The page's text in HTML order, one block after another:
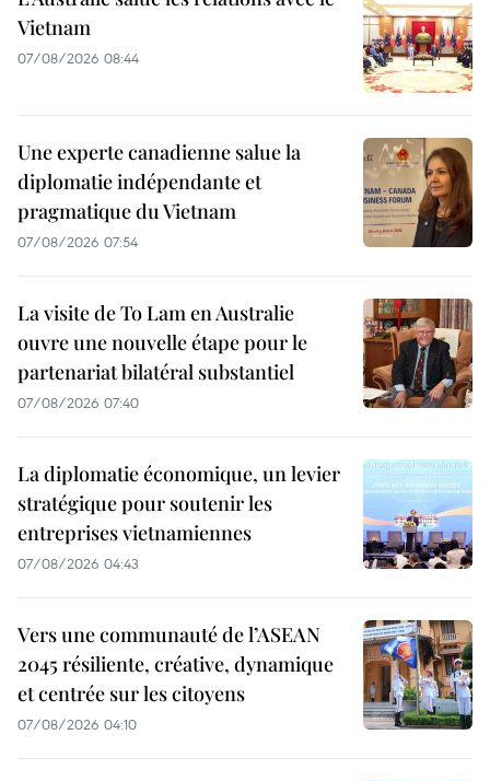
Vietnam
07/08/2026 08:44
Une experte canadienne salue la
diplomatie indépendante et
pragmatique du Vietnam
07/08/2026 07:54
La visite de To Lam en Australie
ouvre une nouvelle étape pour le
partenariat bilatéral substantiel
07/08/2026 07:40
La diplomatie économique, un levier
stratégique pour soutenir les
entreprises vietnamiennes
07/08/2026 04:43
Vers une communauté de l’ASEAN
2045 résiliente, créative, dynamique
et centrée sur les citoyens
07/08/2026 04:10